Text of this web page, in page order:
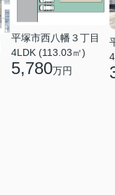
平塚市西八幡３丁目
4LDK (113.03㎡)
5,780万円